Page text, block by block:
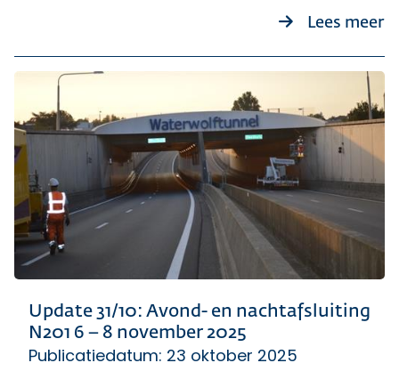
Lees meer
Update 31/10: Avond- en nachtafsluiting
N201 6 – 8 november 2025
Publicatiedatum: 23 oktober 2025